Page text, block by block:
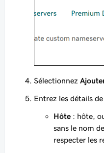
Sélectionnez
Entrez les détails
Hôte : hôte,
sans le nom
respecter les